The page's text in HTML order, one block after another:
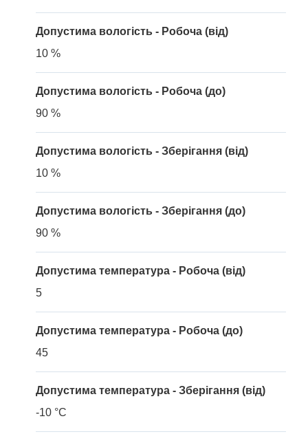
Допустима вологість - Робоча (від)
10 %
Допустима вологість - Робоча (до)
90 %
Допустима вологість - Зберігання (від)
10 %
Допустима вологість - Зберігання (до)
90 %
Допустима температура - Робоча (від)
5
Допустима температура - Робоча (до)
45
Допустима температура - Зберігання (від)
-10 °C